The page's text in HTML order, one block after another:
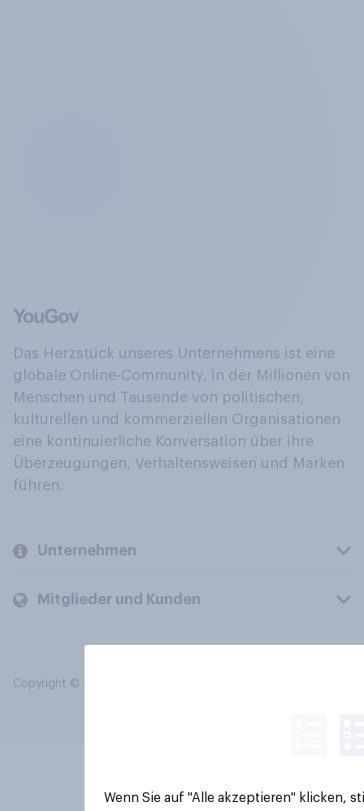
Das Herzstück unseres Unternehmens ist eine
globale Online-Community, in der Millionen von
Menschen und Tausende von politischen,
kulturellen und kommerziellen Organisationen
eine kontinuierliche Konversation über ihre
Überzeugungen, Verhaltensweisen und Marken
führen.
Unternehmen
Mitglieder und Kunden
Copyright © 2026 YouGov PLC. Alle Rechte vorbehalten.
Wenn Sie auf "Alle akzeptieren" klicken,